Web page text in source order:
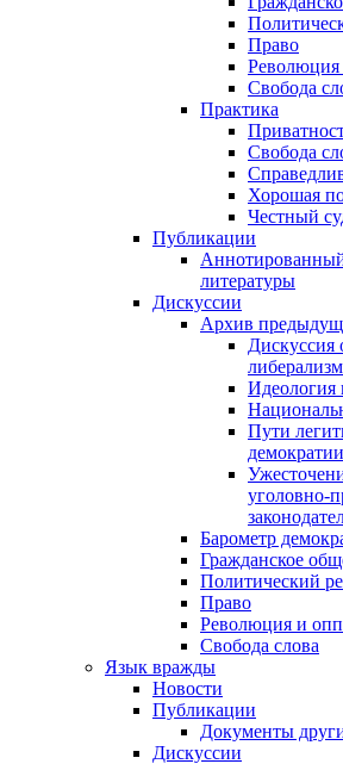
Право
Революция
Свобода
Практика
Свобода
Хорошая
Честный
Публикации
Аннотированный
литературы
Дискуссии
Архив
Дискуссия
Идеология
Пути
уголовно-
Барометр
Гражданское
Политический
Право
Революция и
Свобода слова
Язык вражды
Новости
Публикации
Документы
Дискуссии